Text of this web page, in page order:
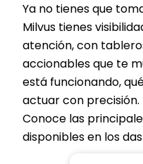
Ya no tienes que
Milvus tienes
atención, con
accionables que te
está funcionando,
actuar con precisión.
Conoce las
disponibles en los